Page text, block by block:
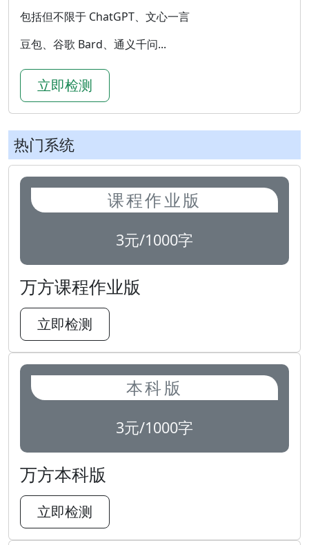
包括但不限于 ChatGPT、文心一言
豆包、谷歌 Bard、通义千问...
立即检测
热门系统
课程作业版
3元/1000字
万方课程作业版
立即检测
本科版
3元/1000字
万方本科版
立即检测